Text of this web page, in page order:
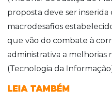
proposta deve ser
macrodesafios
que vão do combate à
administrativa a melhorias
(Tecnologia da
LEIA TAMBÉM